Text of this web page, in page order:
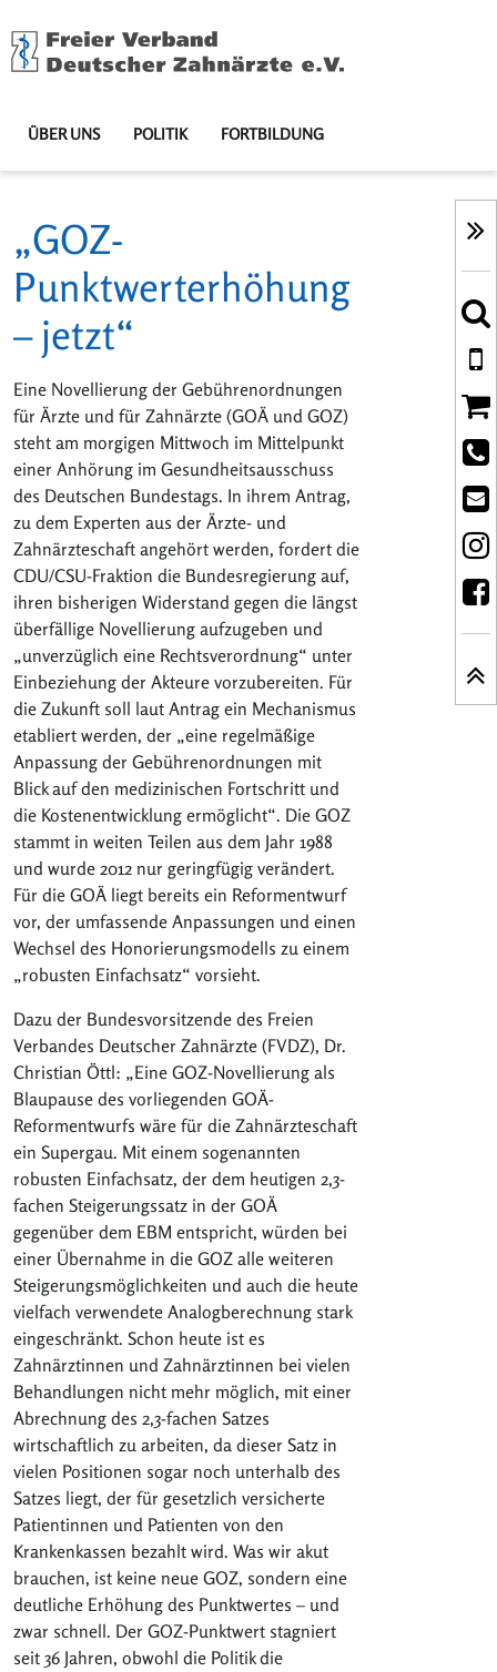
ÜBER UNS POLITIK FORTBILDUNG
„GOZ-
Punktwerterhöhung
– jetzt“
Eine Novellierung der Gebührenordnungen
für Ärzte und für Zahnärzte (GOÄ und GOZ)
steht am morgigen Mittwoch im Mittelpunkt
einer Anhörung im Gesundheitsausschuss
des Deutschen Bundestags. In ihrem Antrag,
zu dem Experten aus der Ärzte- und
Zahnärzteschaft angehört werden, fordert die
CDU/CSU-Fraktion die Bundesregierung auf,
ihren bisherigen Widerstand gegen die längst
überfällige Novellierung aufzugeben und
„unverzüglich eine Rechtsverordnung“ unter
Einbeziehung der Akteure vorzubereiten. Für
die Zukunft soll laut Antrag ein Mechanismus
etabliert werden, der „eine regelmäßige
Anpassung der Gebührenordnungen mit
Blick auf den medizinischen Fortschritt und
die Kostenentwicklung ermöglicht“. Die GOZ
stammt in weiten Teilen aus dem Jahr 1988
und wurde 2012 nur geringfügig verändert.
Für die GOÄ liegt bereits ein Reformentwurf
vor, der umfassende Anpassungen und einen
Wechsel des Honorierungsmodells zu einem
„robusten Einfachsatz“ vorsieht.
Dazu der Bundesvorsitzende des Freien
Verbandes Deutscher Zahnärzte (FVDZ), Dr.
Christian Öttl: „Eine GOZ-Novellierung als
Blaupause des vorliegenden GOÄ-
Reformentwurfs wäre für die Zahnärzteschaft
ein Supergau. Mit einem sogenannten
robusten Einfachsatz, der dem heutigen 2,3-
fachen Steigerungssatz in der GOÄ
gegenüber dem EBM entspricht, würden bei
einer Übernahme in die GOZ alle weiteren
Steigerungsmöglichkeiten und auch die heute
vielfach verwendete Analogberechnung stark
eingeschränkt. Schon heute ist es
Zahnärztinnen und Zahnärztinnen bei vielen
Behandlungen nicht mehr möglich, mit einer
Abrechnung des 2,3-fachen Satzes
wirtschaftlich zu arbeiten, da dieser Satz in
vielen Positionen sogar noch unterhalb des
Satzes liegt, der für gesetzlich versicherte
Patientinnen und Patienten von den
Krankenkassen bezahlt wird. Was wir akut
brauchen, ist keine neue GOZ, sondern eine
deutliche Erhöhung des Punktwertes – und
zwar schnell. Der GOZ-Punktwert stagniert
seit 36 Jahren, obwohl die Politik die